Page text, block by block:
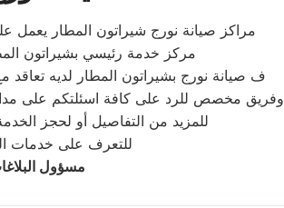
مراكز صيانة نورج شيراتون المطار يعمل
مركز خدمة رئيسي بشيراتون
ف صيانة نورج بشيراتون المطار لديه تعاقد
وفريق مخصص للرد على كافة اسئلتكم على مدار 24 ساعة في حالة طلب مساعدتنا نعمل علي توصيل
للمزيد من التفاصيل أو لحجز
للتعرف على خدمات
مسؤول